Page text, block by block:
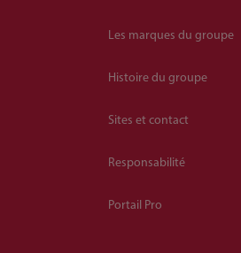
Les marques du groupe
Histoire du groupe
Sites et contact
Responsabilité
Portail Pro